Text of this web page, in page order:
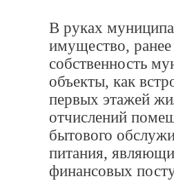
В руках
имущество, ранее
собственность
объекты, как
первых этажей
отчислений
бытового
питания,
финансовых